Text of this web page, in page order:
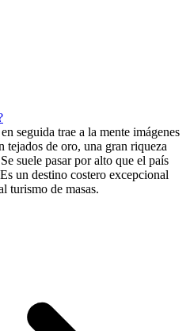
seguida trae a la mente imágenes
tejados de oro, una gran riqueza
suele pasar por alto que el país
un destino costero excepcional
turismo de masas.